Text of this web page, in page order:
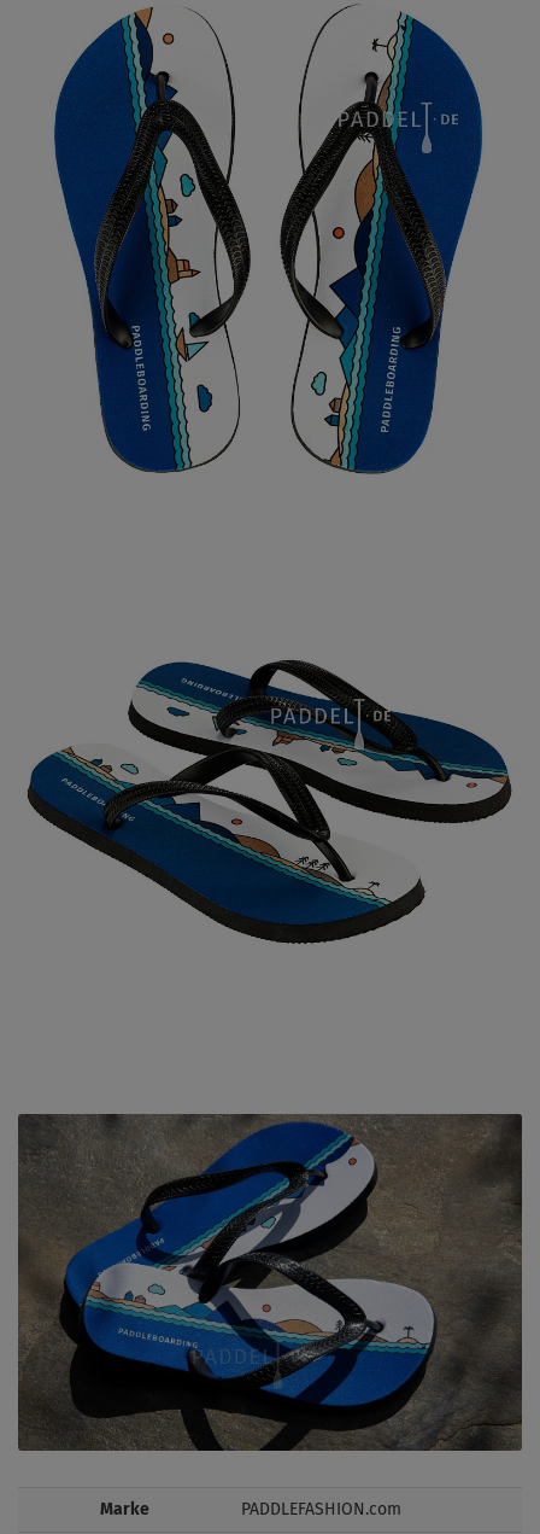
Marke PADDLEFASHION.com